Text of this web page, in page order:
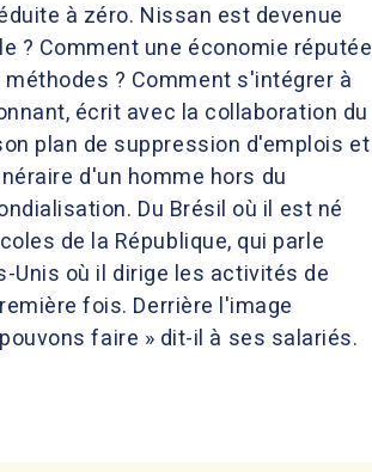
à zéro. Nissan est devenue
? Comment une économie réputée
? Comment s'intégrer à
écrit avec la collaboration du
plan de suppression d'emplois et
d'un homme hors du
Du Brésil où il est né
de la République, qui parle
Unis où il dirige les activités de
fois. Derrière l'image
faire » dit-il à ses salariés.